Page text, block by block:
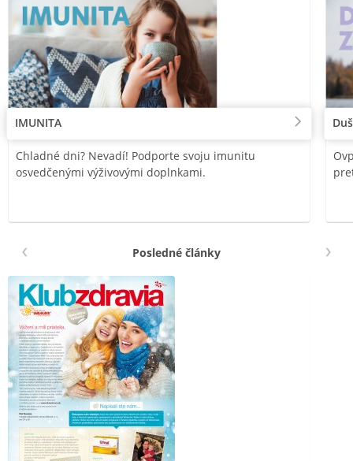
IMUNITA
Chladné dni? Nevadí! Podporte svoju imunitu
osvedčenými výživovými doplnkami.
Posledné články